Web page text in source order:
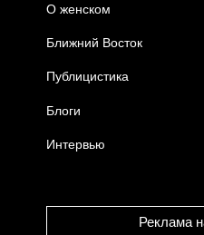
О женском
Ближний Восток
Публицистика
Блоги
Интервью
Реклама